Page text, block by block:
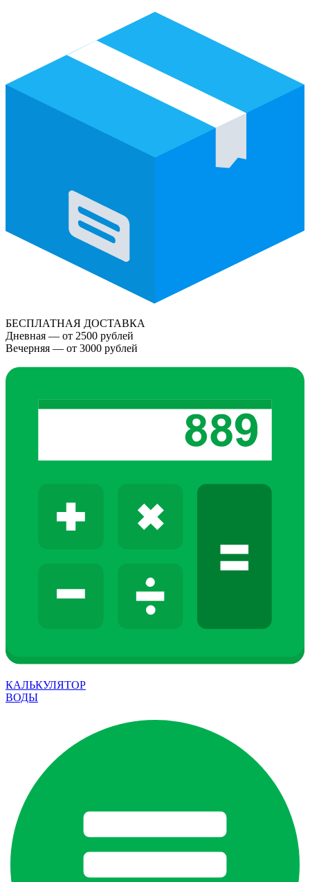
БЕСПЛАТНАЯ ДОСТАВКА
Дневная — от 2500 рублей
Вечерняя — от 3000 рублей
КАЛЬКУЛЯТОР
ВОДЫ